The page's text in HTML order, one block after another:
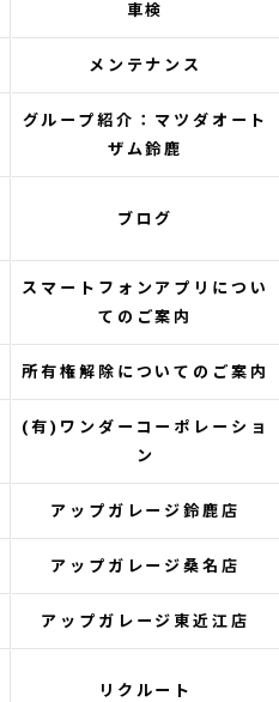
車検
メンテナンス
グループ紹介：マツダオート
ザム鈴鹿
ブログ
スマートフォンアプリについ
てのご案内
所有権解除についてのご案内
(有)ワンダーコーポレーショ
ン
アップガレージ鈴鹿店
アップガレージ桑名店
アップガレージ東近江店
リクルート